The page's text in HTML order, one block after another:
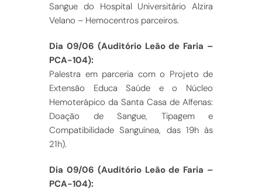
Sangue do Hospital Universitário Alzira
Velano – Hemocentros parceiros.
Dia 09/06 (Auditório Leão de Faria –
PCA-104):
Palestra em parceria com o Projeto de
Extensão Educa Saúde e o Núcleo
Hemoterápico da Santa Casa de Alfenas:
Doação de Sangue, Tipagem e
Compatibilidade Sanguínea, das 19h às
21h).
Dia 09/06 (Auditório Leão de Faria –
PCA-104):